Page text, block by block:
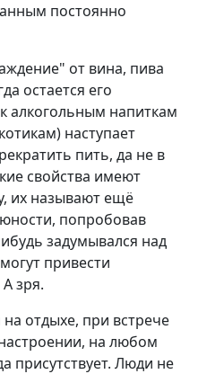
постоянно
от вина, пива
остается его
алкогольным напиткам
наступает
пить, да не в
свойства имеют
их называют ещё
попробовав
задумывался над
привести
зря.
отдыхе, при встрече
на любом
присутствует. Люди не